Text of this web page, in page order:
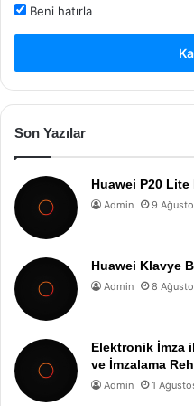
Beni hatırla
Son Yazılar
Huawei P20 Lite
Admin 9
Huawei Klavye
Admin 8
Elektronik İmza
ve İmzalama
Admin 1